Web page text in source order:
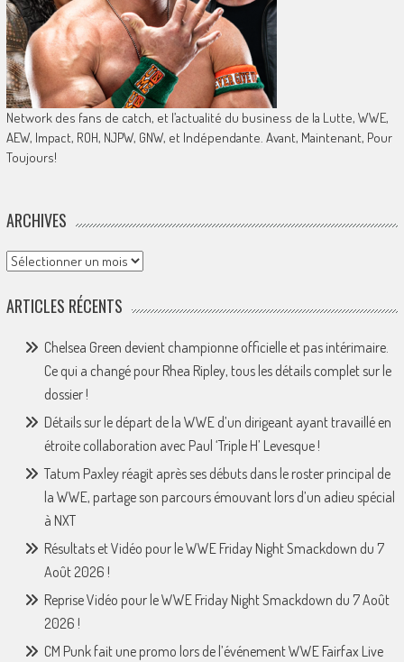
Network des fans de catch, et l’actualité du business de la Lutte, WWE,
AEW, Impact, ROH, NJPW, GNW, et Indépendante. Avant, Maintenant, Pour
Toujours!
ARCHIVES
Archives
ARTICLES RÉCENTS
Chelsea Green devient championne officielle et pas intérimaire.
Ce qui a changé pour Rhea Ripley, tous les détails complet sur le
dossier !
Détails sur le départ de la WWE d’un dirigeant ayant travaillé en
étroite collaboration avec Paul ‘Triple H’ Levesque !
Tatum Paxley réagit après ses débuts dans le roster principal de
la WWE, partage son parcours émouvant lors d’un adieu spécial
à NXT
Résultats et Vidéo pour le WWE Friday Night Smackdown du 7
Août 2026 !
Reprise Vidéo pour le WWE Friday Night Smackdown du 7 Août
2026 !
CM Punk fait une promo lors de l’événement WWE Fairfax Live